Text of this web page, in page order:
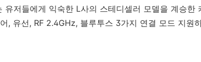
유저들에게 익숙한 L사의 스테디셀러 모델을 계승한
, 유선, RF 2.4GHz, 블루투스 3가지 연결 모드 지원